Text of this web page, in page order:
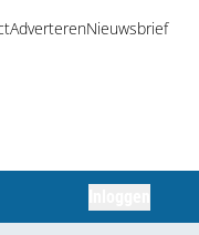
AdverterenNieuwsbrief